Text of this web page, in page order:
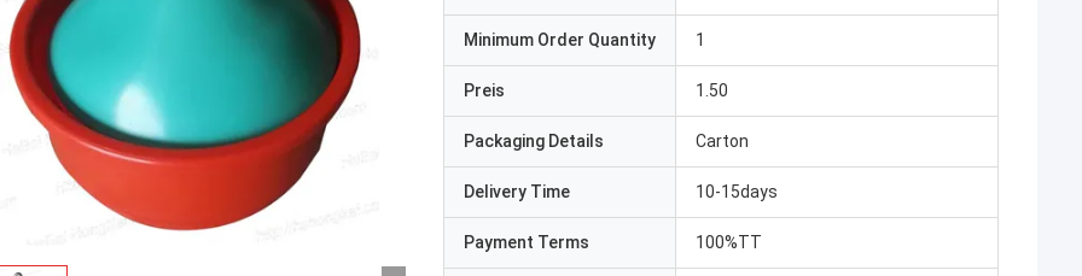
Minimum Order Quantity 1
Preis 1.50
Packaging Details Carton
Delivery Time 10-15days
Payment Terms 100%TT